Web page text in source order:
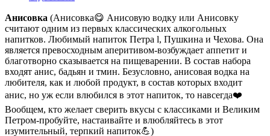
Анисовка (Анисовка😋 Анисовую водку или Анисовку
считают одним из первых классических алкогольных
напитков. Любимый напиток Петра l, Пушкина и Чехова. Она
является превосходным аперитивом-возбуждает аппетит и
благотворно сказывается на пищеварении. В состав набора
входят анис, бадьян и тмин. Безусловно, анисовая водка на
любителя, как и любой продукт, в состав которых входит
анис, но уж если влюбился в этот напиток, то навсегда❤️
Вообщем, кто желает сверить вкусы с классиками и Великим
Петром-пробуйте, настаивайте и влюбляйтесь в этот
изумительный, терпкий напиток💪)